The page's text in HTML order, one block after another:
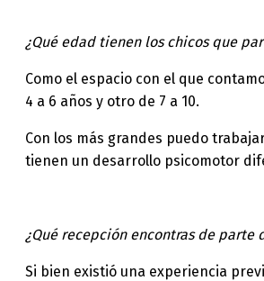
¿Qué edad tienen los chicos que
Como el espacio con el que
4 a 6 años y otro de 7 a 10.
Con los más grandes puedo
tienen un desarrollo psicomotor
¿Qué recepción encontras de parte
Si bien existió una experiencia